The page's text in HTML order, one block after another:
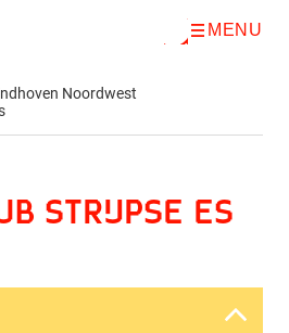
O
n
MENU
Noordwest
Strijpse Es